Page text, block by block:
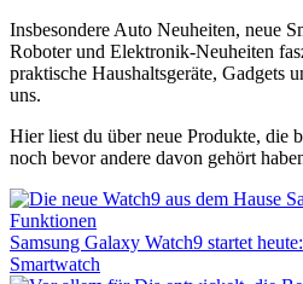
Insbesondere Auto Neuheiten, neue
Roboter und Elektronik-Neuheiten
praktische Haushaltsgeräte, Gadgets
uns.
Hier liest du über neue Produkte, die
noch bevor andere davon gehört
Samsung Galaxy Watch9 startet
Smartwatch